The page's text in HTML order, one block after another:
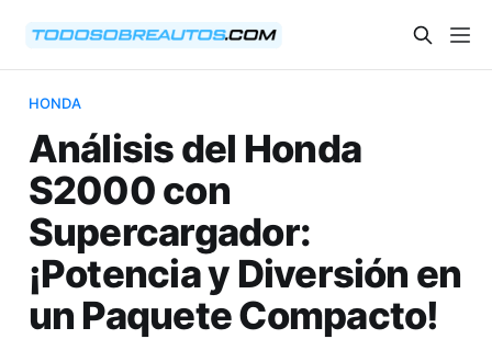
HONDA
Análisis del Honda
S2000 con
Supercargador:
¡Potencia y Diversión en
un Paquete Compacto!